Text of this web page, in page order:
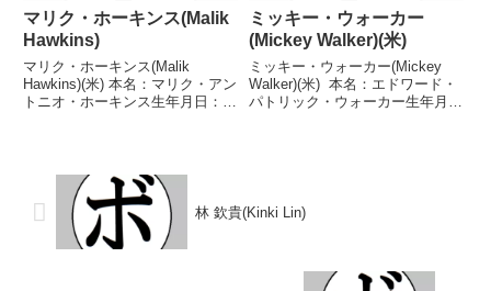
マリク・ホーキンス(Malik
Hawkins)
マリク・ホーキンス(Malik
Hawkins)(米) 本名：マリク・アン
トニオ・ホーキンス生年月日：
座 【戦歴】2014/11/13 ...
ミッキー・ウォーカー
(Mickey Walker)(米)
ミッキー・ウォーカー(Mickey
Walker)(米) 本名：エドワード・
パトリック・ウォーカー生年月
林 欽貴(Kinki Lin)